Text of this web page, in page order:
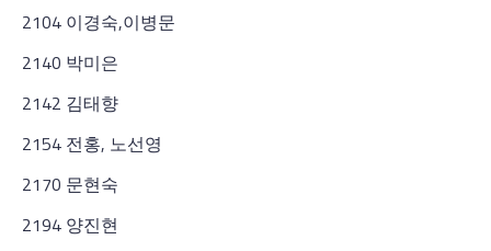
2104 이경숙,이병문
2140 박미은
2142 김태향
2154 전홍, 노선영
2170 문현숙
2194 양진현